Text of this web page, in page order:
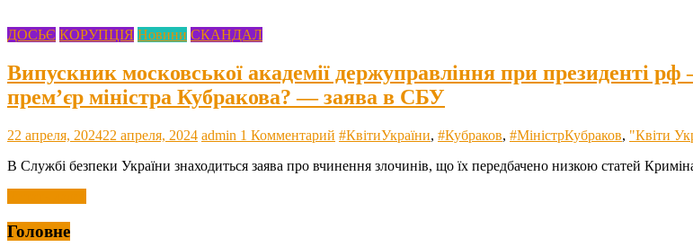
ДОСЬЄ КОРУПЦІЯ Новини СКАНДАЛ
Випускник московської академії держуправління при президенті
прем’єр міністра Кубракова? — заява в СБУ
22 апреля, 202422 апреля, 2024 admin 1 Комментарий #КвітиУкраїни, #Кубраков, #МіністрКубраков, "Квіти
В Службі безпеки України знаходиться заява про вчинення злочинів, що їх передбачено низкою статей
Головне